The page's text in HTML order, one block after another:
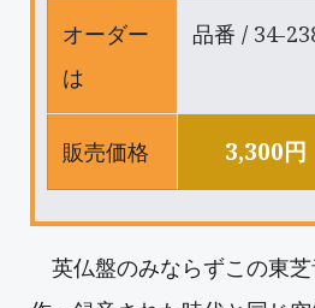
オーダー
は
品番 / 34-
販売価格 3,300円
英仏盤のみならずこの東